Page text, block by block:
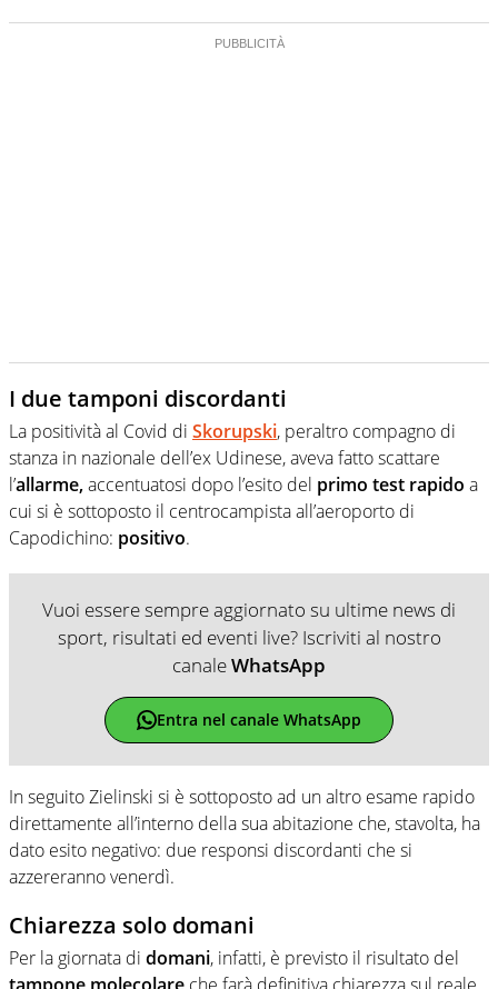
I due tamponi discordanti
La positività al Covid di Skorupski, peraltro compagno di
stanza in nazionale dell’ex Udinese, aveva fatto scattare
l’allarme,accentuatosi dopo l’esito del primo test rapido a
cui si è sottoposto il centrocampista all’aeroporto di
Capodichino: positivo.
Vuoi essere sempre aggiornato su ultime news di
sport, risultati ed eventi live? Iscriviti al nostro
canaleWhatsApp
Entra nel canale WhatsApp
In seguito Zielinski si è sottoposto ad un altro esame rapido
direttamente all’interno della sua abitazione che, stavolta, ha
dato esito negativo: due responsi discordanti che si
azzereranno venerdì.
Chiarezza solo domani
Per la giornata di domani, infatti, è previsto il risultato del